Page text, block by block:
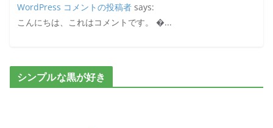
WordPress コメントの投稿者 says:
こんにちは、これはコメントです。 �...
シンプルな黒が好き